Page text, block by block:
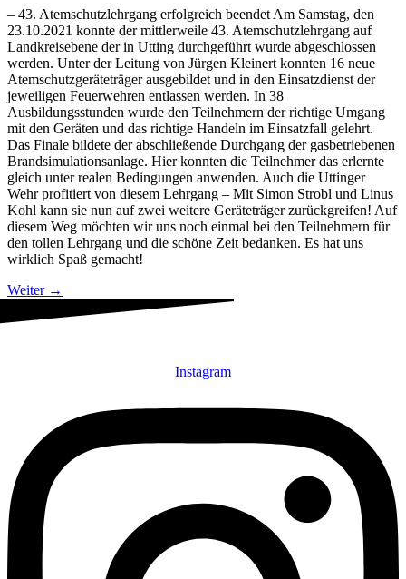
– 43. Atemschutzlehrgang erfolgreich beendet Am Samstag, den
23.10.2021 konnte der mittlerweile 43. Atemschutzlehrgang auf
Landkreisebene der in Utting durchgeführt wurde abgeschlossen
werden. Unter der Leitung von Jürgen Kleinert konnten 16 neue
Atemschutzgeräteträger ausgebildet und in den Einsatzdienst der
jeweiligen Feuerwehren entlassen werden. In 38
Ausbildungsstunden wurde den Teilnehmern der richtige Umgang
mit den Geräten und das richtige Handeln im Einsatzfall gelehrt.
Das Finale bildete der abschließende Durchgang der gasbetriebenen
Brandsimulationsanlage. Hier konnten die Teilnehmer das erlernte
gleich unter realen Bedingungen anwenden. Auch die Uttinger
Wehr profitiert von diesem Lehrgang – Mit Simon Strobl und Linus
Kohl kann sie nun auf zwei weitere Geräteträger zurückgreifen! Auf
diesem Weg möchten wir uns noch einmal bei den Teilnehmern für
den tollen Lehrgang und die schöne Zeit bedanken. Es hat uns
wirklich Spaß gemacht!
Weiter →
Instagram